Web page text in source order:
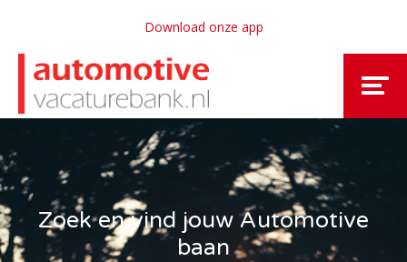
Download onze app
Zoek en vind jouw Automotive
baan